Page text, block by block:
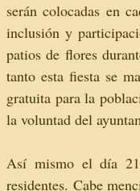
serán colocadas en
inclusión y
patios de flores
tanto esta fiesta se
gratuita para la
la voluntad del
Así mismo el día 21
residentes. Cabe